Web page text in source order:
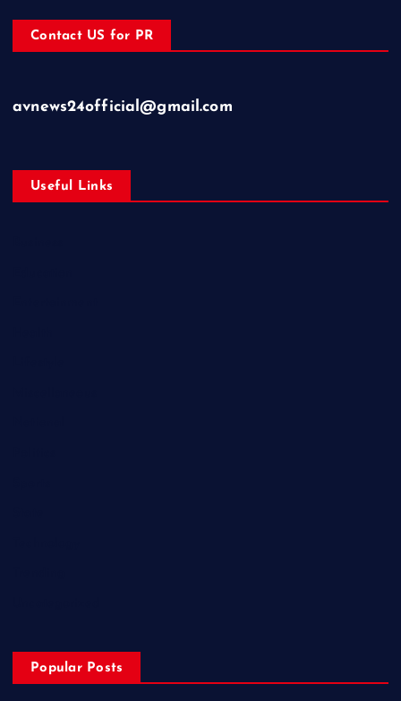
Contact US for PR
avnews24official@gmail.com
Useful Links
Popular Posts